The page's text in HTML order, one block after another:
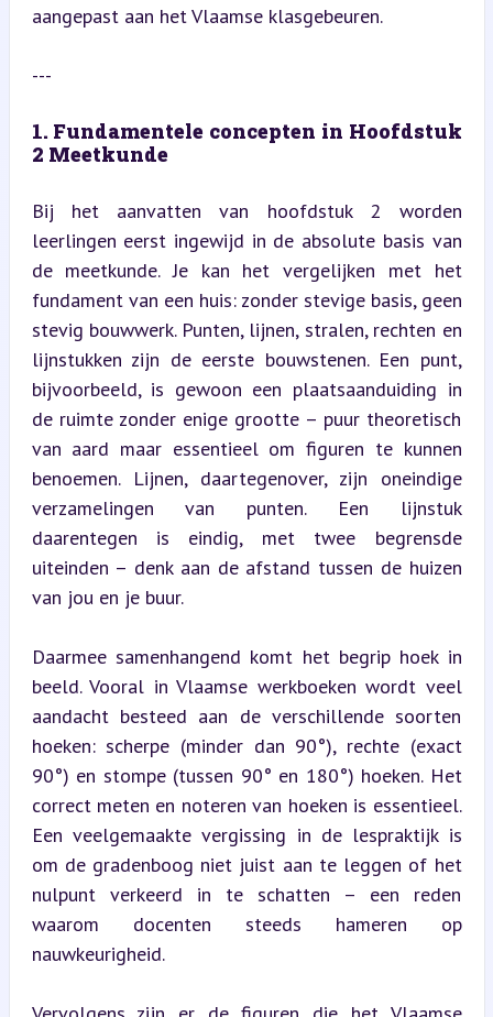
aangepast aan het Vlaamse klasgebeuren.
---
1. Fundamentele concepten in Hoofdstuk
2 Meetkunde
Bij het aanvatten van hoofdstuk 2 worden
leerlingen eerst ingewijd in de absolute basis van
de meetkunde. Je kan het vergelijken met het
fundament van een huis: zonder stevige basis, geen
stevig bouwwerk. Punten, lijnen, stralen, rechten en
lijnstukken zijn de eerste bouwstenen. Een punt,
bijvoorbeeld, is gewoon een plaatsaanduiding in
de ruimte zonder enige grootte – puur theoretisch
van aard maar essentieel om figuren te kunnen
benoemen. Lijnen, daartegenover, zijn oneindige
verzamelingen van punten. Een lijnstuk
daarentegen is eindig, met twee begrensde
uiteinden – denk aan de afstand tussen de huizen
van jou en je buur.
Daarmee samenhangend komt het begrip hoek in
beeld. Vooral in Vlaamse werkboeken wordt veel
aandacht besteed aan de verschillende soorten
hoeken: scherpe (minder dan 90°), rechte (exact
90°) en stompe (tussen 90° en 180°) hoeken. Het
correct meten en noteren van hoeken is essentieel.
Een veelgemaakte vergissing in de lespraktijk is
om de gradenboog niet juist aan te leggen of het
nulpunt verkeerd in te schatten – een reden
waarom docenten steeds hameren op
nauwkeurigheid.